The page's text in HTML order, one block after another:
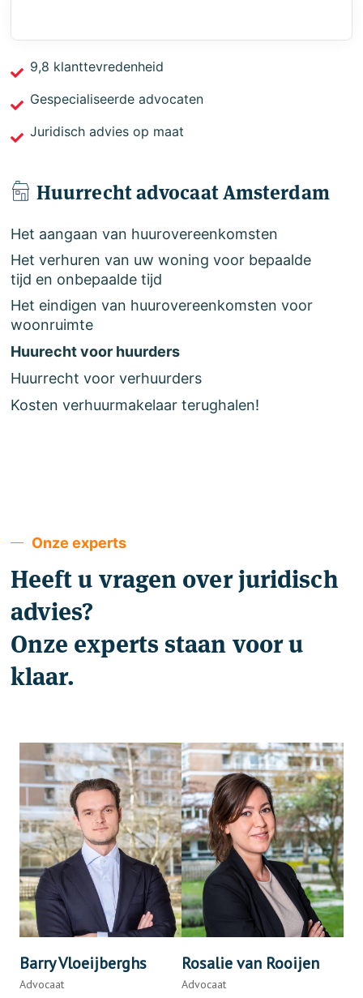
9,8 klanttevredenheid
Gespecialiseerde advocaten
Juridisch advies op maat
Huurrecht advocaat Amsterdam
Het aangaan van huurovereenkomsten
Het verhuren van uw woning voor bepaalde
tijd en onbepaalde tijd
Het eindigen van huurovereenkomsten voor
woonruimte
Huurecht voor huurders
Huurrecht voor verhuurders
Kosten verhuurmakelaar terughalen!
Onze experts
Heeft u vragen over juridisch
advies?
Onze experts staan voor u
klaar.
Barry Vloeijberghs
Advocaat
Rosalie van Rooijen
Advocaat